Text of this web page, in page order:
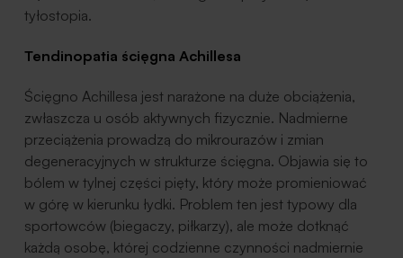
tyłostopia.
Tendinopatia ścięgna Achillesa
Ścięgno Achillesa jest narażone na duże obciążenia,
zwłaszcza u osób aktywnych fizycznie. Nadmierne
przeciążenia prowadzą do mikrourazów i zmian
degeneracyjnych w strukturze ścięgna. Objawia się to
bólem w tylnej części pięty, który może promieniować
w górę w kierunku łydki. Problem ten jest typowy dla
sportowców (biegaczy, piłkarzy), ale może dotknąć
każdą osobę, której codzienne czynności nadmiernie